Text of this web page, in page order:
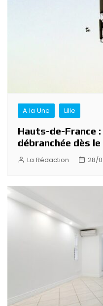
A la Une Lille
Hauts-de-France
débranchée dès
La Rédaction 28/